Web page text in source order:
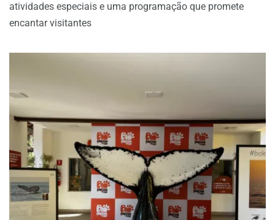
atividades especiais e uma programação que promete
encantar visitantes